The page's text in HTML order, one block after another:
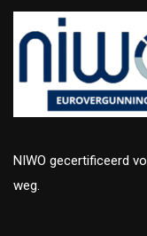
NIWO gecertificeerd
weg.